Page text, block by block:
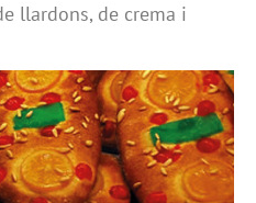
llardons, de crema i